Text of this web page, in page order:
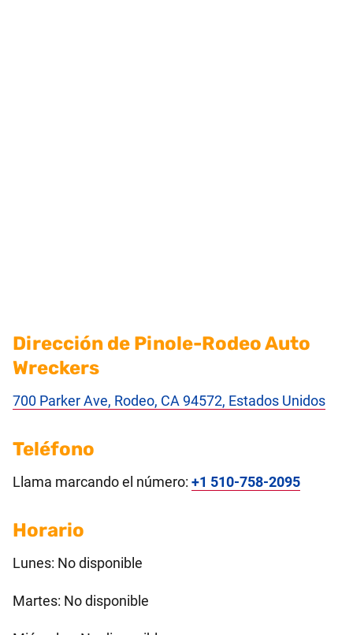
Dirección de Pinole-Rodeo Auto
Wreckers
700 Parker Ave, Rodeo, CA 94572, Estados Unidos
Teléfono
Llama marcando el número: +1 510-758-2095
Horario
Lunes: No disponible
Martes: No disponible